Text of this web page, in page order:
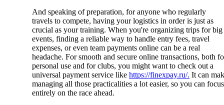
And speaking of preparation, for anyone who regularly
travels to compete, having your logistics in order is just as
crucial as your training. When you're organizing trips for big
events, finding a reliable way to handle entry fees, travel
expenses, or even team payments online can be a real
headache. For smooth and secure online transactions, both
personal use and for clubs, you might want to check out a
universal payment service like https://finexpay.ru/. It can
managing all those practicalities a lot easier, so you can focus
entirely on the race ahead.